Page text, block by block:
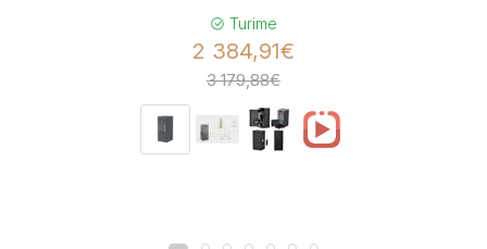
Turime
2 384,91€
3 179,88€